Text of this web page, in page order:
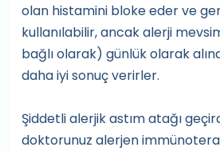
olan histamini bloke eder ve
kullanılabilir, ancak alerji
bağlı olarak) günlük olarak
daha iyi sonuç verirler.
Şiddetli alerjik astım atağı
doktorunuz alerjen